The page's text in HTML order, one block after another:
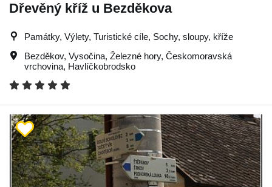
Dřevěný kříž u Bezděkova
Památky, Výlety, Turistické cíle, Sochy, sloupy, kříže
Bezděkov, Vysočina, Železné hory, Českomoravská
vrchovina, Havlíčkobrodsko